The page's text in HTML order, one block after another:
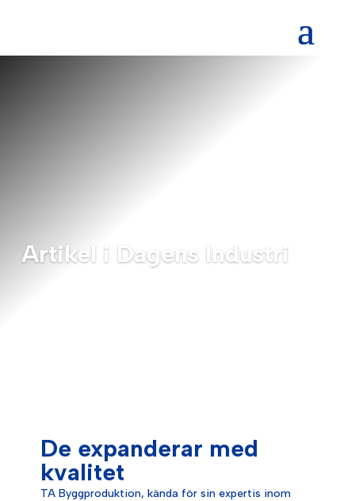
Artikel i Dagens Industri
De expanderar med
kvalitet
TA Byggproduktion, kända för sin expertis inom